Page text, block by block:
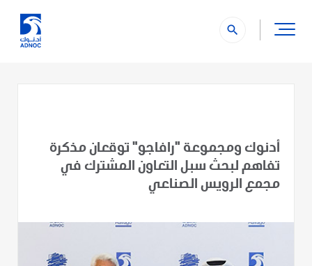
search
أدنوك ومجموعة "رافاجو" توقعان مذكرة
تفاهم لبحث سبل التعاون المشترك في
مجمع الرويس الصناعي